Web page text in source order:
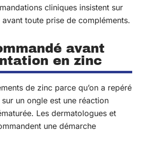
cliniques insistent sur
toute prise de compléments.
avant
en zinc
de zinc parce qu’on a repéré
un ongle est une réaction
Les dermatologues et
une démarche